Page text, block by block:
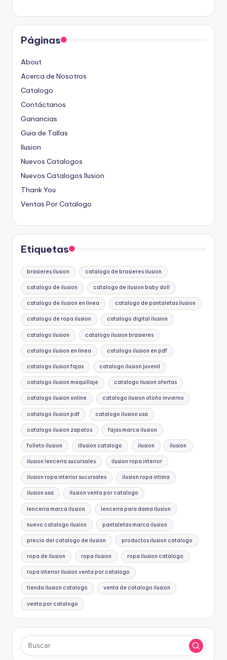
Páginas
About
Acerca de Nosotros
Catalogo
Contáctanos
Ganancias
Guia de Tallas
Ilusion
Nuevos Catalogos
Nuevos Catalogos Ilusion
Thank You
Ventas Por Catalogo
Etiquetas
brasieres ilusion catalogo de brasieres ilusion
catalogo de ilusion catalogo de ilusion baby doll
catalogo de ilusion en linea catalogo de pantaletas ilusion
catalogo de ropa ilusion catalogo digital ilusion
catalogo ilusion catalogo ilusion brasieres
catalogo ilusion en linea catalogo ilusion en pdf
catalogo ilusion fajas catalogo ilusion juvenil
catalogo ilusion maquillaje catalogo ilusion ofertas
catalogo ilusion online catalogo ilusion otoño invierno
catalogo ilusion pdf catalogo ilusion usa
catalogo ilusion zapatos fajas marca ilusion
folleto ilusion illusion catalogo ilusion ilusion
ilusion lenceria sucursales ilusion ropa interior
ilusion ropa interior sucursales ilusion ropa intima
ilusion usa ilusion venta por catalogo
lenceria marca ilusion lenceria para dama ilusion
nuevo catalogo ilusion pantaletas marca ilusion
precio del catalogo de ilusion productos ilusion catalogo
ropa de ilusion ropa ilusion ropa ilusion catalogo
ropa interior ilusion venta por catalogo
tienda ilusion catalogo venta de catalogo ilusion
venta por catalogo